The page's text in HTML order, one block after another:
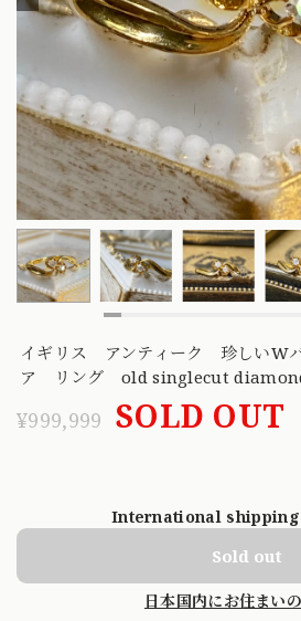
イギリス アンティーク 珍しいW
ア リング old singlecut
¥999,999 SOLD OUT
International
Sold out
日本国内にお住まい